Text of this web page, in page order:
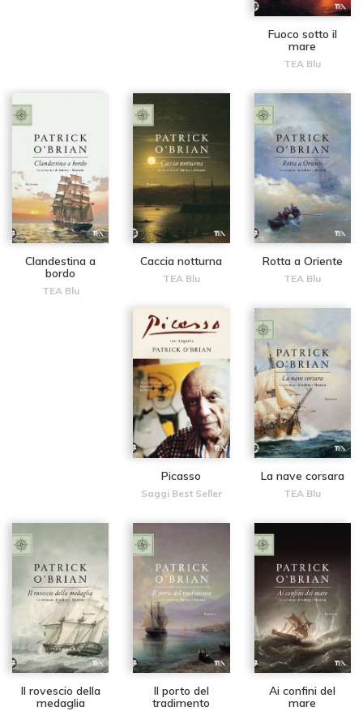
Fuoco sotto il
mare
TEA Blu
Clandestina a
bordo
TEA Blu
Caccia notturna
TEA Blu
Rotta a Oriente
TEA Blu
Picasso
Saggi Best Seller
La nave corsara
TEA Blu
Il rovescio della
medaglia
Il porto del
tradimento
Ai confini del
mare